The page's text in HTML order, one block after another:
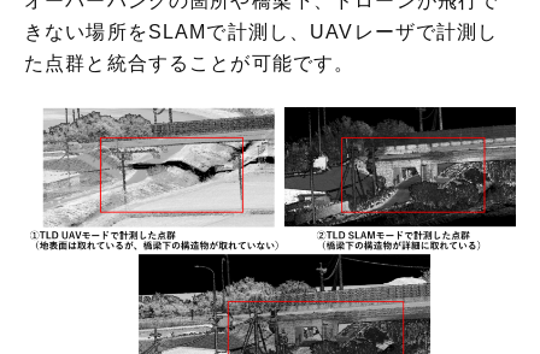
きない場所をSLAMで計測し、UAVレーザで計測し
た点群と統合することが可能です。